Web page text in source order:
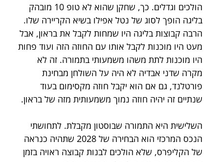
הולכים וגדלים. כך, שחקן שהוא לא טופ 10 מובהק
בליגה הופך לסוג של נטל אפילו בשיא הקריירה שלו.
הרבה קבוצות בליגה היו שמחות לקבל את בראון, אבל
מעט היו מוכנות לקבל אותו עם החוזה הזה ועוד פחות
היו מוכנות לתת משהו משמעותי בתמורה. זה לא
מקרה שדני אבדיה לא היה על השולחן מבחינת
פורטלנד, גם אם הוא יקבל חוזה מקסימום בעוד
שנתיים זה יהיה חוזה נמוך משמעותית מזה של בראון.
השלישית היא התמורה שבוסטון מקבלת. לתחושתי
הנכס המרכזי הוא הבחירה של 2028 שתהיה כנראה
של הקליפרס, שלא הולכים לבנות קבוצה ראויה בזמן